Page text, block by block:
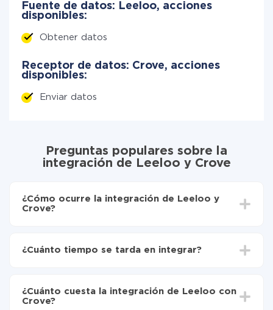
Fuente de datos: Leeloo, acciones
disponibles:
Obtener datos
Receptor de datos: Crove, acciones
disponibles:
Enviar datos
Preguntas populares sobre la
integración de Leeloo y Crove
¿Cómo ocurre la integración de Leeloo y
Crove?
Elija qué datos transferir de Leeloo a Crove
de Leeloo a Crove
¿Cuánto tiempo se tarda en integrar?
oscilar entre 5 y 30 minutos. En promedio, la
configuración tarda entre 10 y 15 minutos.
¿Cuánto cuesta la integración de Leeloo con
Crove?